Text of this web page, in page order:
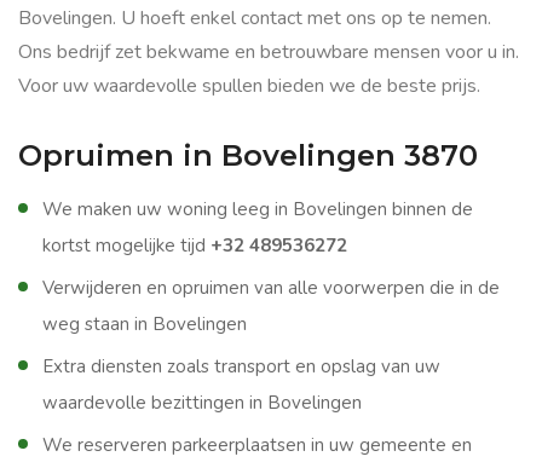
Bovelingen. U hoeft enkel contact met ons op te nemen.
Ons bedrijf zet bekwame en betrouwbare mensen voor u in.
Voor uw waardevolle spullen bieden we de beste prijs.
Opruimen in Bovelingen 3870
We maken uw woning leeg in Bovelingen binnen de
kortst mogelijke tijd +32 489536272
Verwijderen en opruimen van alle voorwerpen die in de
weg staan in Bovelingen
Extra diensten zoals transport en opslag van uw
waardevolle bezittingen in Bovelingen
We reserveren parkeerplaatsen in uw gemeente en